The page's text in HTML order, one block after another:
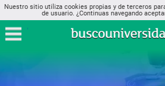
Nuestro sitio utiliza cookies propias y de terceros
de usuario. ¿Continuas navegando